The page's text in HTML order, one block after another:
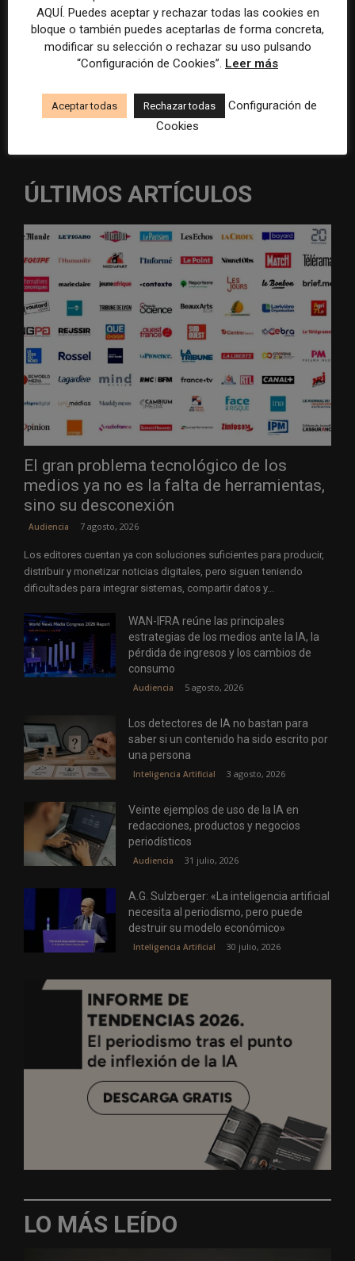
Guardar mis datos para la próxima vez que comente
Recibir un correo electrónico con los siguientes comentarios a
esta entrada.
ÚLTIMOS ARTÍCULOS
El gran problema tecnológico de los
medios ya no es la falta de herramientas,
sino su desconexión
Audiencia 7 agosto, 2026
Los editores cuentan ya con soluciones suficientes para producir,
distribuir y monetizar noticias digitales, pero siguen teniendo
dificultades para integrar sistemas, compartir datos y...
WAN-IFRA reúne las principales
estrategias de los medios ante la IA, la
pérdida de ingresos y los cambios de
consumo
Audiencia 5 agosto, 2026
Los detectores de IA no bastan para
saber si un contenido ha sido escrito por
una persona
Inteligencia Artificial 3 agosto, 2026
Veinte ejemplos de uso de la IA en
redacciones, productos y negocios
periodísticos
Audiencia 31 julio, 2026
A.G. Sulzberger: «La inteligencia artificial
necesita al periodismo, pero puede
destruir su modelo económico»
Inteligencia Artificial 30 julio, 2026
LO MÁS LEÍDO
AQUÍ. Puedes aceptar y rechazar todas las cookies en
bloque o también puedes aceptarlas de forma concreta,
modificar su selección o rechazar su uso pulsando
“Configuración de Cookies”. Leer más
Aceptar todas Rechazar todas
Configuración de
Cookies